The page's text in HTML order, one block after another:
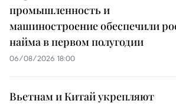
промышленность и
машиностроение обеспечили
найма в первом полугодии
06/08/2026 18:00
Вьетнам и Китай укрепляют